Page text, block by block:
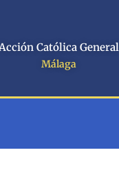
Acción Católica General
Málaga